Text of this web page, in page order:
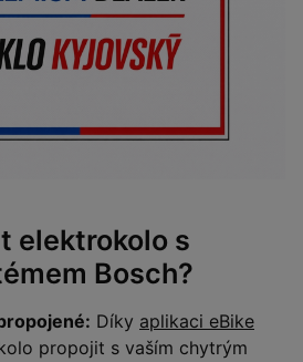
elektrokolo s
Bosch?
Díky aplikaci eBike
propojit s vaším chytrým